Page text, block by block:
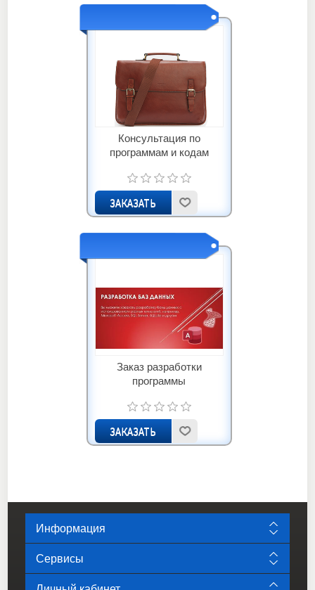
Консультация по
программам и кодам
Заказ разработки
программы
Информация
Сервисы